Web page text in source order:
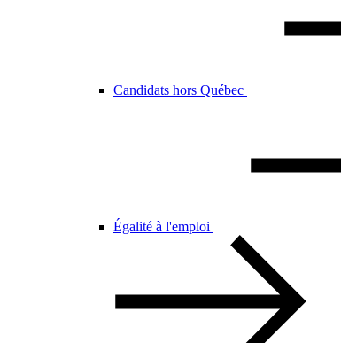
Candidats hors Québec
Égalité à l'emploi